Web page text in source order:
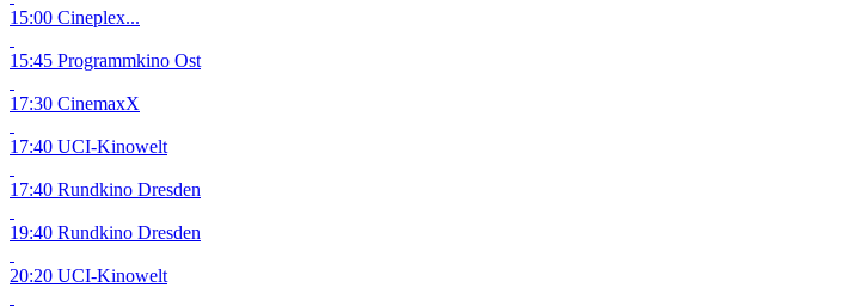
15:00 Cineplex...
15:45 Programmkino Ost
17:30 CinemaxX
17:40 UCI-Kinowelt
17:40 Rundkino Dresden
19:40 Rundkino Dresden
20:20 UCI-Kinowelt